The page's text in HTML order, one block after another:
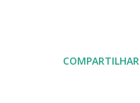
COMPARTILHAR